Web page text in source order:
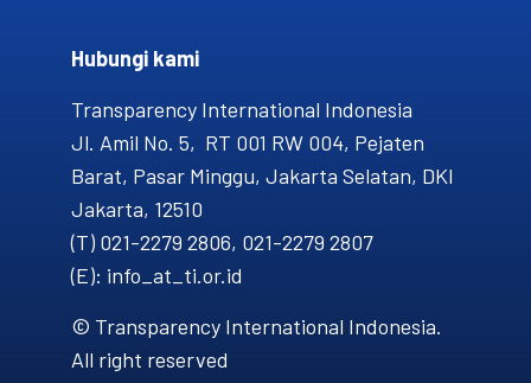
Hubungi kami​
Transparency International Indonesia
Jl. Amil No. 5, RT 001 RW 004, Pejaten
Barat, Pasar Minggu, Jakarta Selatan, DKI
Jakarta, 12510
(T) 021-2279 2806, 021-2279 2807
(E): info_at_ti.or.id
© Transparency International Indonesia.
All right reserved